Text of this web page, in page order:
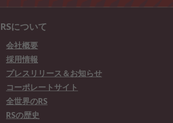
RSについて
会社概要
採用情報
プレスリリース＆お知らせ
コーポレートサイト
全世界のRS
RSの歴史